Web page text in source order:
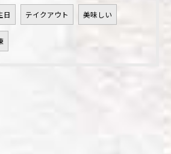
日 テイクアウト 美味しい